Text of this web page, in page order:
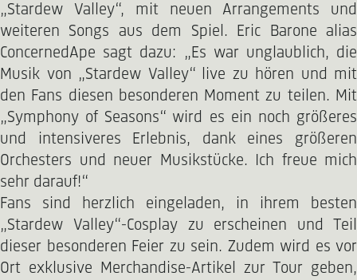
„Stardew Valley“, mit neuen Arrangements und
weiteren Songs aus dem Spiel. Eric Barone alias
ConcernedApe sagt dazu: „Es war unglaublich, die
Musik von „Stardew Valley“ live zu hören und mit
den Fans diesen besonderen Moment zu teilen. Mit
„Symphony of Seasons“ wird es ein noch größeres
und intensiveres Erlebnis, dank eines größeren
Orchesters und neuer Musikstücke. Ich freue mich
sehr darauf!“
Fans sind herzlich eingeladen, in ihrem besten
„Stardew Valley“-Cosplay zu erscheinen und Teil
dieser besonderen Feier zu sein. Zudem wird es vor
Ort exklusive Merchandise-Artikel zur Tour geben,